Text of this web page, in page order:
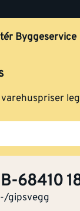
Byggeservice
68410
gipsvegg